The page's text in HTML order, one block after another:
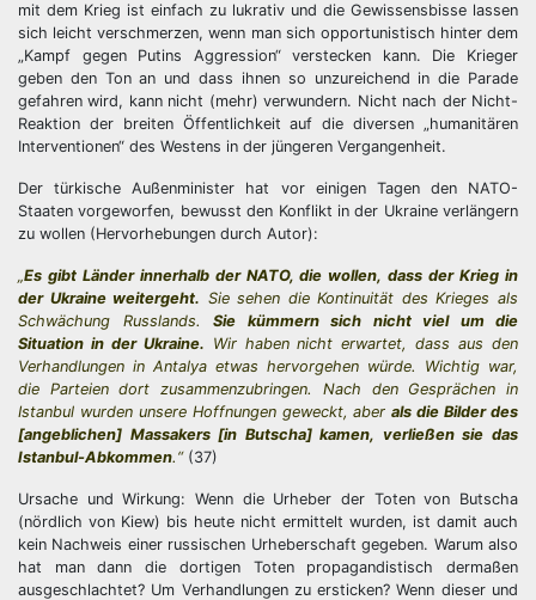
mit dem Krieg ist einfach zu lukrativ und die Gewissensbisse lassen
sich leicht verschmerzen, wenn man sich opportunistisch hinter dem
„Kampf gegen Putins Aggression“ verstecken kann. Die Krieger
geben den Ton an und dass ihnen so unzureichend in die Parade
gefahren wird, kann nicht (mehr) verwundern. Nicht nach der Nicht-
Reaktion der breiten Öffentlichkeit auf die diversen „humanitären
Interventionen“ des Westens in der jüngeren Vergangenheit.
Der türkische Außenminister hat vor einigen Tagen den NATO-
Staaten vorgeworfen, bewusst den Konflikt in der Ukraine verlängern
zu wollen (Hervorhebungen durch Autor):
„Es gibt Länder innerhalb der NATO, die wollen, dass der Krieg in
der Ukraine weitergeht. Sie sehen die Kontinuität des Krieges als
Schwächung Russlands. Sie kümmern sich nicht viel um die
Situation in der Ukraine. Wir haben nicht erwartet, dass aus den
Verhandlungen in Antalya etwas hervorgehen würde. Wichtig war,
die Parteien dort zusammenzubringen. Nach den Gesprächen in
Istanbul wurden unsere Hoffnungen geweckt, aberals die Bilder des
[angeblichen] Massakers [in Butscha] kamen, verließen sie das
Istanbul-Abkommen.“(37)
Ursache und Wirkung: Wenn die Urheber der Toten von Butscha
(nördlich von Kiew) bis heute nicht ermittelt wurden, ist damit auch
kein Nachweis einer russischen Urheberschaft gegeben. Warum also
hat man dann die dortigen Toten propagandistisch dermaßen
ausgeschlachtet? Um Verhandlungen zu ersticken? Wenn dieser und